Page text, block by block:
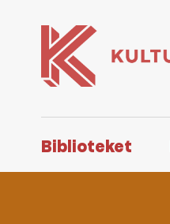
Biblioteket